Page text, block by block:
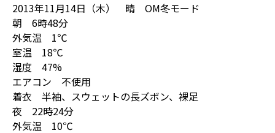
2013年11月14日（木） 晴 OM冬モード
朝 6時48分
外気温 1℃
室温 18℃
湿度 47%
エアコン 不使用
着衣 半袖、スウェットの長ズボン、裸足
夜 22時24分
外気温 10℃